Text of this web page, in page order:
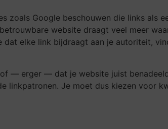
zoals Google beschouwen die links als
website draagt veel meer
elke link bijdraagt aan je autoriteit,
— erger — dat je website juist
linkpatronen. Je moet dus kiezen voor